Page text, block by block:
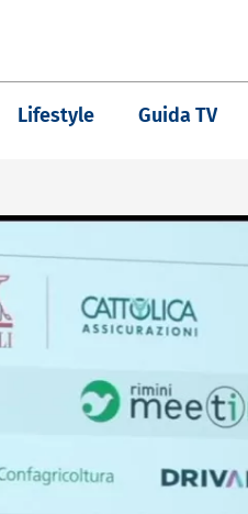
Lifestyle Guida TV